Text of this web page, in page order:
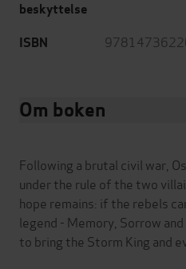
beskyttelse
ISBN
Om boken
Following a brutal civil war,
under the rule of the two
hope remains: if the rebels
legend - Memory, Sorrow
to bring the Storm King and